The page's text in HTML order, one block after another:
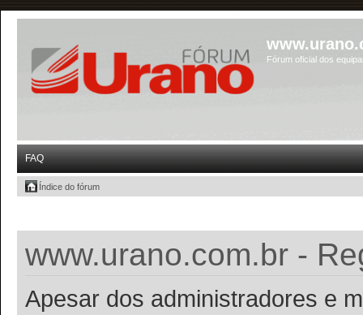
Fórum oficial dos
FAQ
Índice do fórum
www.urano.com.br -
Apesar dos administradores e